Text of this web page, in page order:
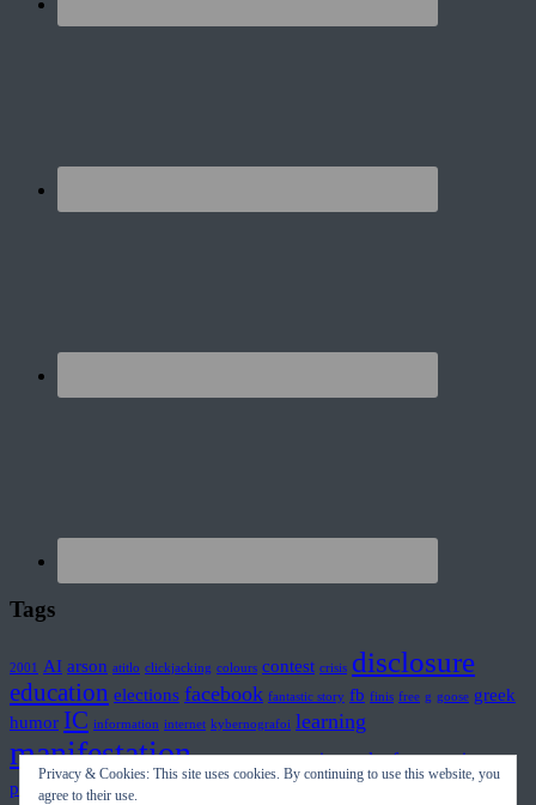
Tags
2001 AI arson atitlo clickjacking colours contest crisis disclosure
education elections facebook fantastic story fb finis free g goose greek
humor IC information internet kybernografoi learning
manifestation misinformation movies mplouf plasma prince
privacy
security sinc synaesthesia
Privacy & Cookies: This site uses cookies. By continuing to use this website, you
agree to their use.